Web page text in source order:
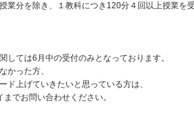
業分を除き、１教科につき120分４回以上授業を
しては6月中の受付のみとなっております。
かった方、
ド上げていきたいと思っている方は、
でお問い合わせください。